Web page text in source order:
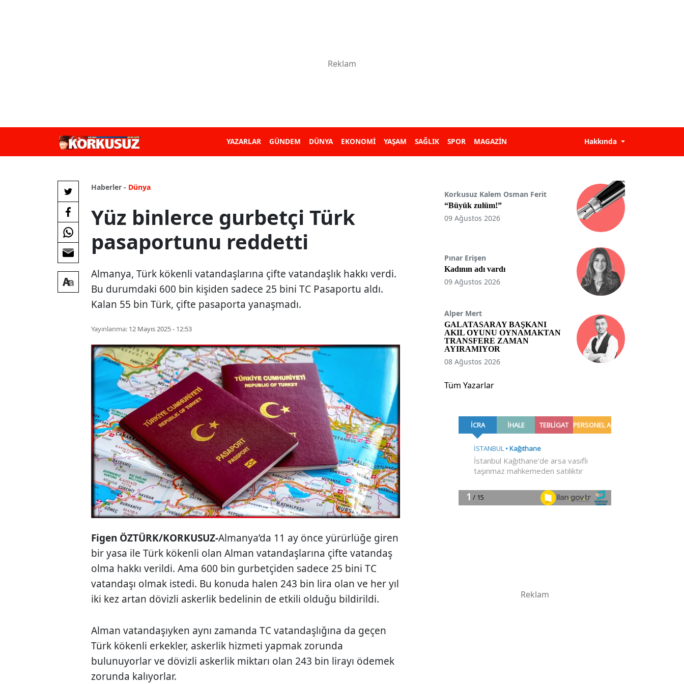
YAZARLAR GÜNDEM DÜNYA EKONOMİ YAŞAM SAĞLIK SPOR MAGAZİN Hakkında
Haberler - Dünya
Yüz binlerce gurbetçi Türk
pasaportunu reddetti
Almanya, Türk kökenli vatandaşlarına çifte vatandaşlık hakkı verdi.
Bu durumdaki 600 bin kişiden sadece 25 bini TC Pasaportu aldı.
Kalan 55 bin Türk, çifte pasaporta yanaşmadı.
Yayınlanma: 12 Mayıs 2025 - 12:53
Figen ÖZTÜRK/KORKUSUZ-Almanya’da 11 ay önce yürürlüğe giren
bir yasa ile Türk kökenli olan Alman vatandaşlarına çifte vatandaş
olma hakkı verildi. Ama 600 bin gurbetçiden sadece 25 bini TC
vatandaşı olmak istedi. Bu konuda halen 243 bin lira olan ve her yıl
iki kez artan dövizli askerlik bedelinin de etkili olduğu bildirildi.
Alman vatandaşıyken aynı zamanda TC vatandaşlığına da geçen
Türk kökenli erkekler, askerlik hizmeti yapmak zorunda
bulunuyorlar ve dövizli askerlik miktarı olan 243 bin lirayı ödemek
zorunda kalıyorlar.
Korkusuz Kalem Osman Ferit
“Büyük zulüm!”
09 Ağustos 2026
Pınar Erişen
Kadının adı vardı
09 Ağustos 2026
Alper Mert
GALATASARAY BAŞKANI
AKIL OYUNU OYNAMAKTAN
TRANSFERE ZAMAN
AYIRAMIYOR
08 Ağustos 2026
Tüm Yazarlar